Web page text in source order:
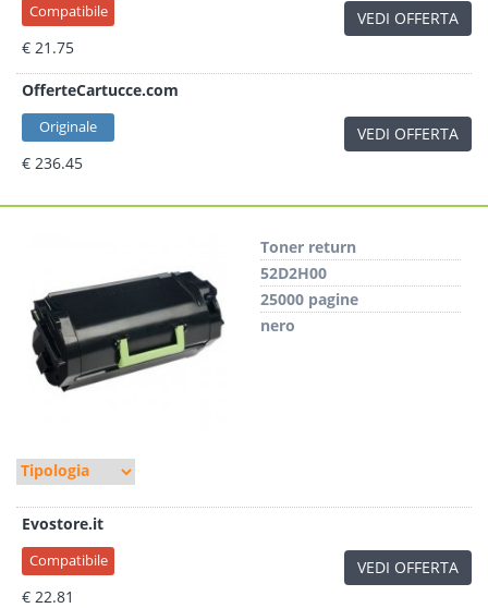
Compatibile
€ 21.75
VEDI OFFERTA
OfferteCartucce.com
Originale
€ 236.45
VEDI OFFERTA
Toner return
52D2H00
25000 pagine
nero
Evostore.it
Compatibile
€ 22.81
VEDI OFFERTA